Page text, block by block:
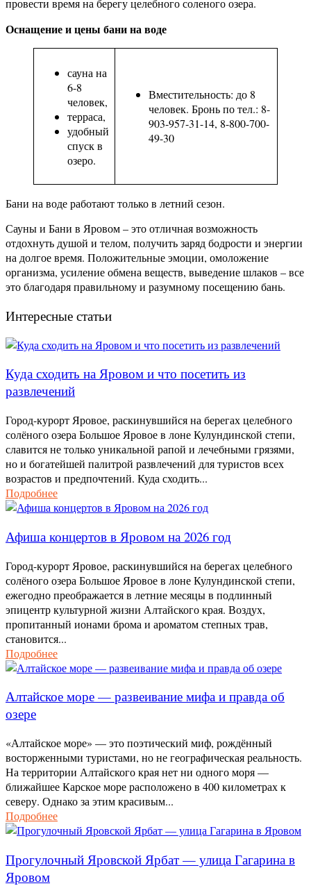
провести время на берегу целебного соленого озера.
Оснащение и цены бани на воде
сауна на
6-8
человек,
терраса,
удобный
спуск в
озеро.
Вместительность: до 8
человек. Бронь по тел.: 8-
903-957-31-14, 8-800-700-
49-30
Бани на воде работают только в летний сезон.
Сауны и Бани в Яровом – это отличная возможность
отдохнуть душой и телом, получить заряд бодрости и энергии
на долгое время. Положительные эмоции, омоложение
организма, усиление обмена веществ, выведение шлаков – все
это благодаря правильному и разумному посещению бань.
Интересные статьи
Куда сходить на Яровом и что посетить из
развлечений
Город-курорт Яровое, раскинувшийся на берегах целебного
солёного озера Большое Яровое в лоне Кулундинской степи,
славится не только уникальной рапой и лечебными грязями,
но и богатейшей палитрой развлечений для туристов всех
возрастов и предпочтений. Куда сходить...
Подробнее
Афиша концертов в Яровом на 2026 год
Город-курорт Яровое, раскинувшийся на берегах целебного
солёного озера Большое Яровое в лоне Кулундинской степи,
ежегодно преображается в летние месяцы в подлинный
эпицентр культурной жизни Алтайского края. Воздух,
пропитанный ионами брома и ароматом степных трав,
становится...
Подробнее
Алтайское море — развеивание мифа и правда об
озере
«Алтайское море» — это поэтический миф, рождённый
восторженными туристами, но не географическая реальность.
На территории Алтайского края нет ни одного моря —
ближайшее Карское море расположено в 400 километрах к
северу. Однако за этим красивым...
Подробнее
Прогулочный Яровской Ярбат — улица Гагарина в
Яровом